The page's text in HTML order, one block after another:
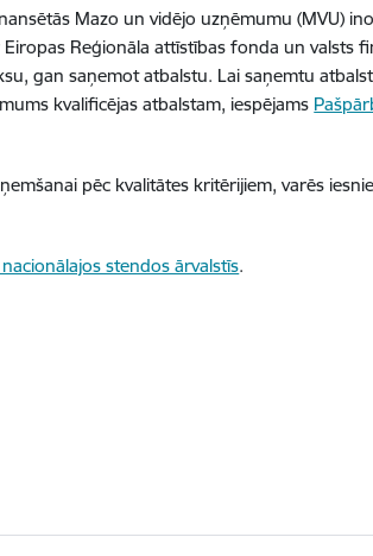
Mazo un vidējo uzņēmumu (MVU)
Reģionāla attīstības fonda un valsts
gan saņemot atbalstu. Lai saņemtu
kvalificējas atbalstam, iespējams
pēc kvalitātes kritērijiem, varēs
stendos ārvalstīs.